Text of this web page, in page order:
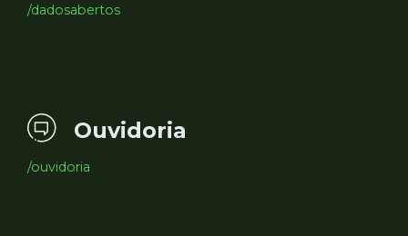
/dadosabertos
Ouvidoria
/ouvidoria